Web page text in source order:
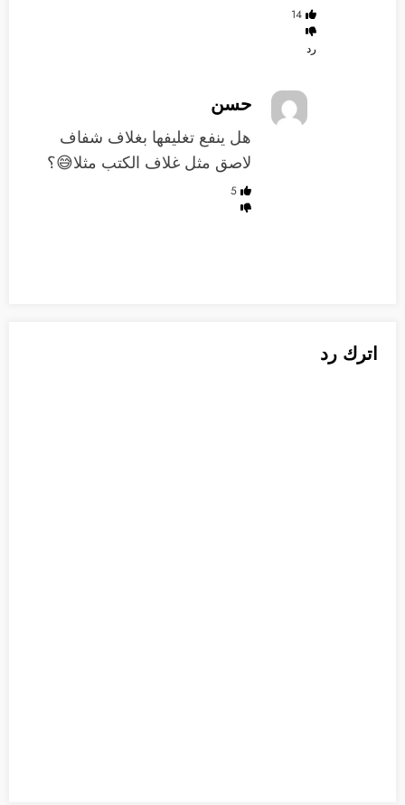
14
رد
حسن
هل ينفع تغليفها بغلاف شفاف
لاصق مثل غلاف الكتب مثلا😅؟
5
اترك رد